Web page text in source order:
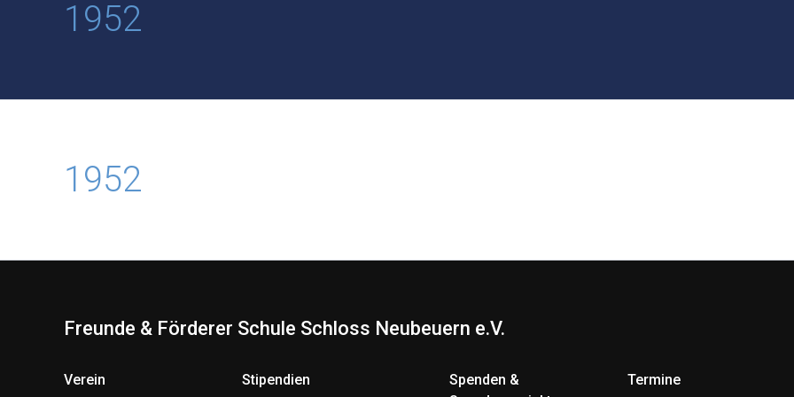
1952
1952
Freunde & Förderer Schule Schloss Neubeuern e.V.
Verein Stipendien
Spenden &
Termine